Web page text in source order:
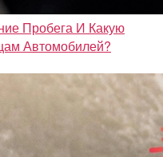
Пробега И Какую
Автомобилей?